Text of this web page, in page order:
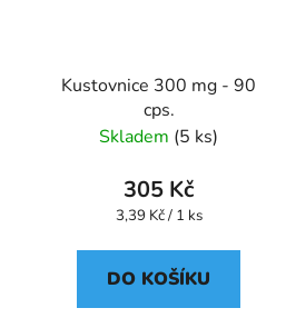
Kustovnice 300 mg - 90
cps.
Skladem (5 ks)
305 Kč
Měrná
3,39 Kč / 1 ks
DO KOŠÍKU